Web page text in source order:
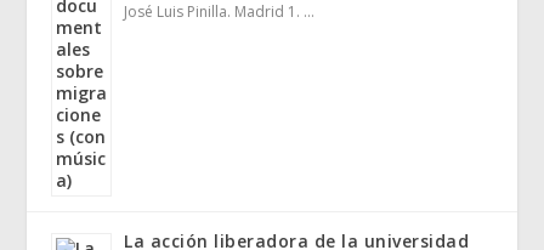
José Luis Pinilla. Madrid 1. …
La acción liberadora de la universidad